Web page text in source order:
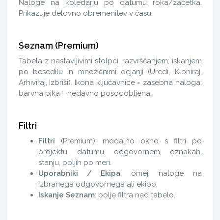
Naloge na koledarju po datumu roka/začetka.
Prikazuje delovno obremenitev v času.
Seznam (Premium)
Tabela z nastavljivimi stolpci, razvrščanjem, iskanjem
po besedilu in množičnimi dejanji (Uredi, Kloniraj,
Arhiviraj, Izbriši). Ikona ključavnice = zasebna naloga;
barvna pika = nedavno posodobljena.
Filtri
Filtri (Premium): modalno okno s filtri po
projektu, datumu, odgovornem, oznakah,
stanju, poljih po meri.
Uporabniki / Ekipa: omeji naloge na
izbranega odgovornega ali ekipo.
Iskanje Seznam: polje filtra nad tabelo.